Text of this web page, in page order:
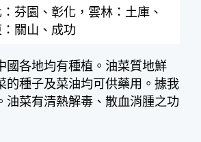
芬園、彰化，雲林：土庫、
關山、成功
國各地均有種植。油菜質地鮮
的種子及菜油均可供藥用。據我
油菜有清熱解毒、散血消腫之功